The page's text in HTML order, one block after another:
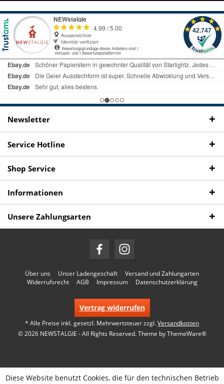
ab € 69 Bestellwert seit 98 Jahren Fachgeschäft + telefonisch erreichbar
09497 1511
Newsletter
Service Hotline
Shop Service
Informationen
Unsere Zahlungsarten
Über uns Unser Ladengeschäft
Versand und Zahlungarten
Widerrufsrecht
AGB Impressum Datenschutzerklärung
Vertrag widerrufen
* Alle Preise inkl. gesetzl. Mehrwertsteuer zzgl.Versandkosten
© 2026 NEWSTALGIE - All Rights Reserved. Theme byThemeWare®
Diese Website benutzt Cookies, die für den technischen Betrieb